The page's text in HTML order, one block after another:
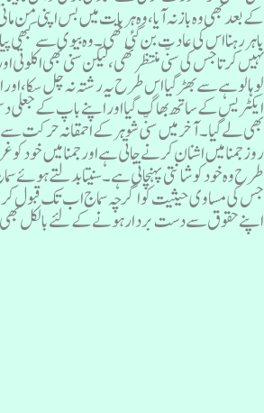
کے بعد بھی وہ بازنہ آیا، وہ ہربات میں بس اپنی من
باہررہنا اس کی عادت بن گئی تھی۔ وہ بیوی سے کبھی
نہیں کرتا جس کی سنّی منتظر تھی، لیکن سنی بھی اکلوتی
لوہا لوہے سے بھڑ گیا اس طرح یہ رشتہ نہ چل سکا،
ایکٹریس کے ساتھ بھاگ گیا اور اپنے باپ کے جعلی
بھی لے گیا۔ آخر میں سنّی شوہر کے احمقانہ حرکت
روزجمنا میں اشنان کرنے جاتی ہے اور جمنا میں
طرح وہ خود کو شانتی پہنچاتی ہے۔ سنیتا بدلتے
جس کی مساوی حیثیت کو اگرچہ سماج اب تک قبول
اپنے حقوق سے دست بردار ہونے کےلئے بالکل بھی